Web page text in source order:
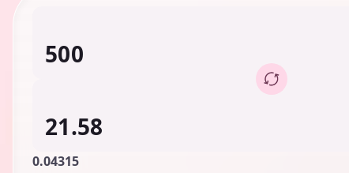
0.04315